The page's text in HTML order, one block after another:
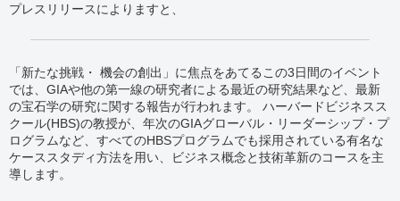
プレスリリースによりますと、
「新たな挑戦・ 機会の創出」に焦点をあてるこの3日間のイベント
では、GIAや他の第一線の研究者による最近の研究結果など、最新
の宝石学の研究に関する報告が行われます。 ハーバードビジネスス
クール(HBS)の教授が、年次のGIAグローバル・リーダーシップ・プ
ログラムなど、すべてのHBSプログラムでも採用されている有名な
ケーススタディ方法を用い、ビジネス概念と技術革新のコースを主
導します。